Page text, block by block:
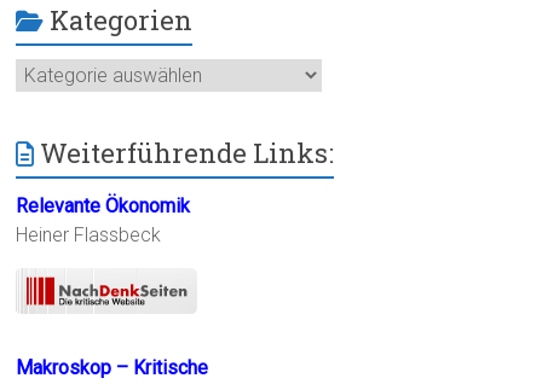
Kategorien
Kategorien
Weiterführende Links:
Relevante Ökonomik
Heiner Flassbeck
Makroskop – Kritische